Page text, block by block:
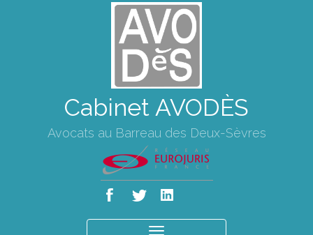
Cabinet AVODÈS
Avocats au Barreau des Deux-Sèvres